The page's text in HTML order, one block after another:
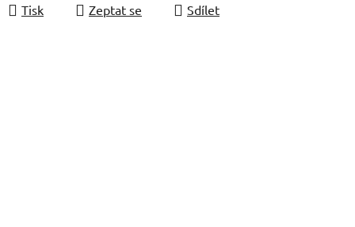
Tisk Zeptat se Sdílet